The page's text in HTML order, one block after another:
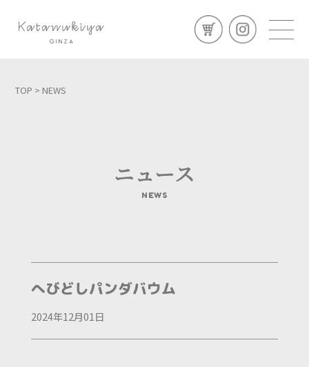
TOP > NEWS
ニュース
NEWS
へびどしパンダバウム
2024年12月01日